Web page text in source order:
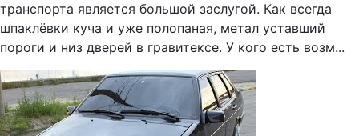
транспорта является большой заслугой. Как всегда
шпаклёвки куча и уже полопаная, метал уставший
пороги и низ дверей в гравитексе. У кого есть возм...